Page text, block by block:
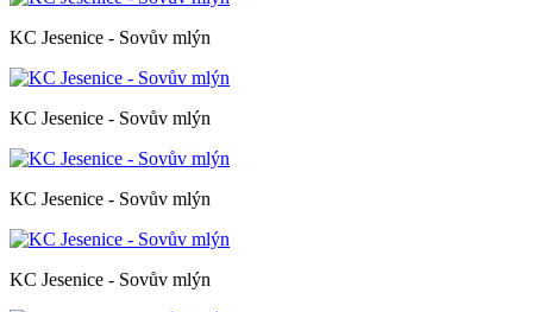
KC Jesenice - Sovův mlýn
KC Jesenice - Sovův mlýn
KC Jesenice - Sovův mlýn
KC Jesenice - Sovův mlýn